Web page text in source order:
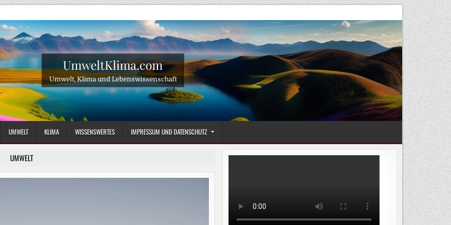
UmweltKlima.com
Umwelt, Klima und Lebenswissenschaft
UMWELT KLIMA WISSENSWERTES IMPRESSUM UND DATENSCHUTZ
UMWELT